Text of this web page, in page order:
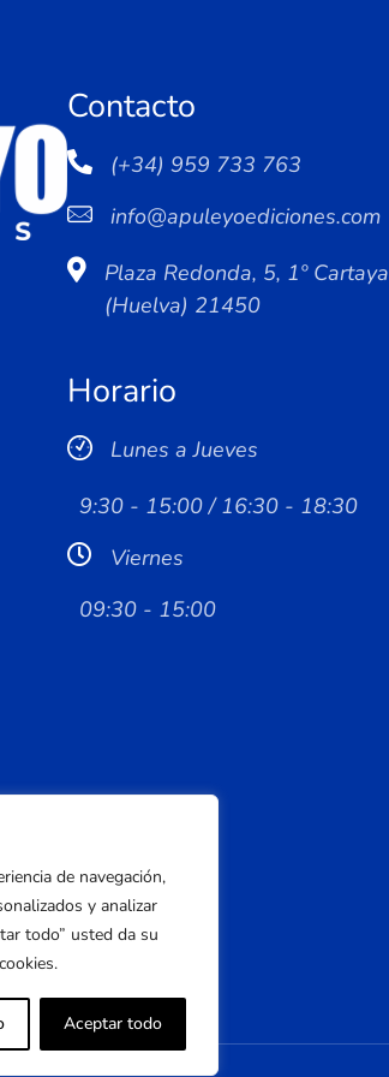
de navegación,
y analizar
todo” usted da su
Aceptar todo
Contacto
(+34) 959 733 763
info@apuleyoediciones.com
Plaza Redonda, 5, 1º Cartaya
(Huelva) 21450
Horario
Lunes a Jueves
9:30 - 15:00 / 16:30 - 18:30
Viernes
09:30 - 15:00